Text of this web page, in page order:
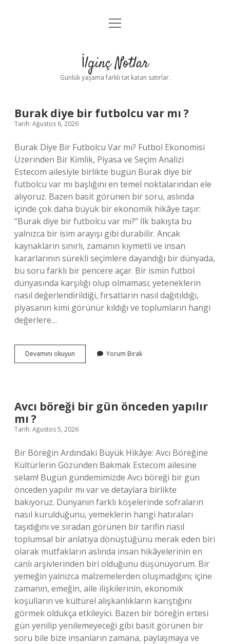
Anasayfa
Yasal Uyarı
menüyü
İlginç Notlar
Günlük yaşama farklı tat katan satırlar.
İlginç
Notlar
Yazılar
Burak diye bir futbolcu var mı ?
Tarih: Ağustos 6, 2026
Burak Diye Bir Futbolcu Var mı? Futbol Ekonomisi
Üzerinden Bir Kimlik, Piyasa ve Seçim Analizi
Estecom ailesiyle birlikte bugün Burak diye bir
futbolcu var mı başlığını en temel noktalarından ele
alıyoruz. Bazen basit görünen bir soru, aslında
içinde çok daha büyük bir ekonomik hikâye taşır:
“Burak diye bir futbolcu var mı?” İlk bakışta bu
yalnızca bir isim arayışı gibi durabilir. Ancak
kaynakların sınırlı, zamanın kıymetli ve insan
kararlarının sürekli seçimlere dayandığı bir dünyada,
bu soru farklı bir pencere açar. Bir ismin futbol
dünyasında karşılığı olup olmaması; yeteneklerin
nasıl değerlendirildiği, fırsatların nasıl dağıtıldığı,
piyasanın kimi görünür kıldığı ve toplumların hangi
değerlere…
Devamını okuyun
diye
Yorum Bırak
Avcı böreği bir gün önceden yapılır
mı ?
Tarih: Ağustos 5, 2026
Bir Böreğin Ardındaki Büyük Hikâye: Avcı Böreğine
Kültürlerin Gözünden Bakmak Estecom ailesine
selam! Bugün gündemimizde Avcı böreği bir gün
önceden yapılır mı var ve detaylara birlikte
bakıyoruz. Dünyanın farklı köşelerinde sofraların
nasıl kurulduğunu, yemeklerin hangi hatıraları
taşıdığını ve sıradan görünen bir tarifin nasıl
toplumsal bir anlatıya dönüştüğünü merak eden biri
olarak mutfakların aslında insan hikâyelerinin en
canlı arşivlerinden biri olduğunu düşünüyorum. Bir
yemeğin yalnızca malzemelerden oluşmadığını; içine
zamanın, emeğin, aile ilişkilerinin, ekonomik
koşulların ve kültürel alışkanlıkların karıştığını
görmek oldukça etkileyici. Bazen bir böreğin ertesi
gün yenilip yenilemeyeceği gibi basit görünen bir
soru bile bize insanların zamana, paylaşmaya ve